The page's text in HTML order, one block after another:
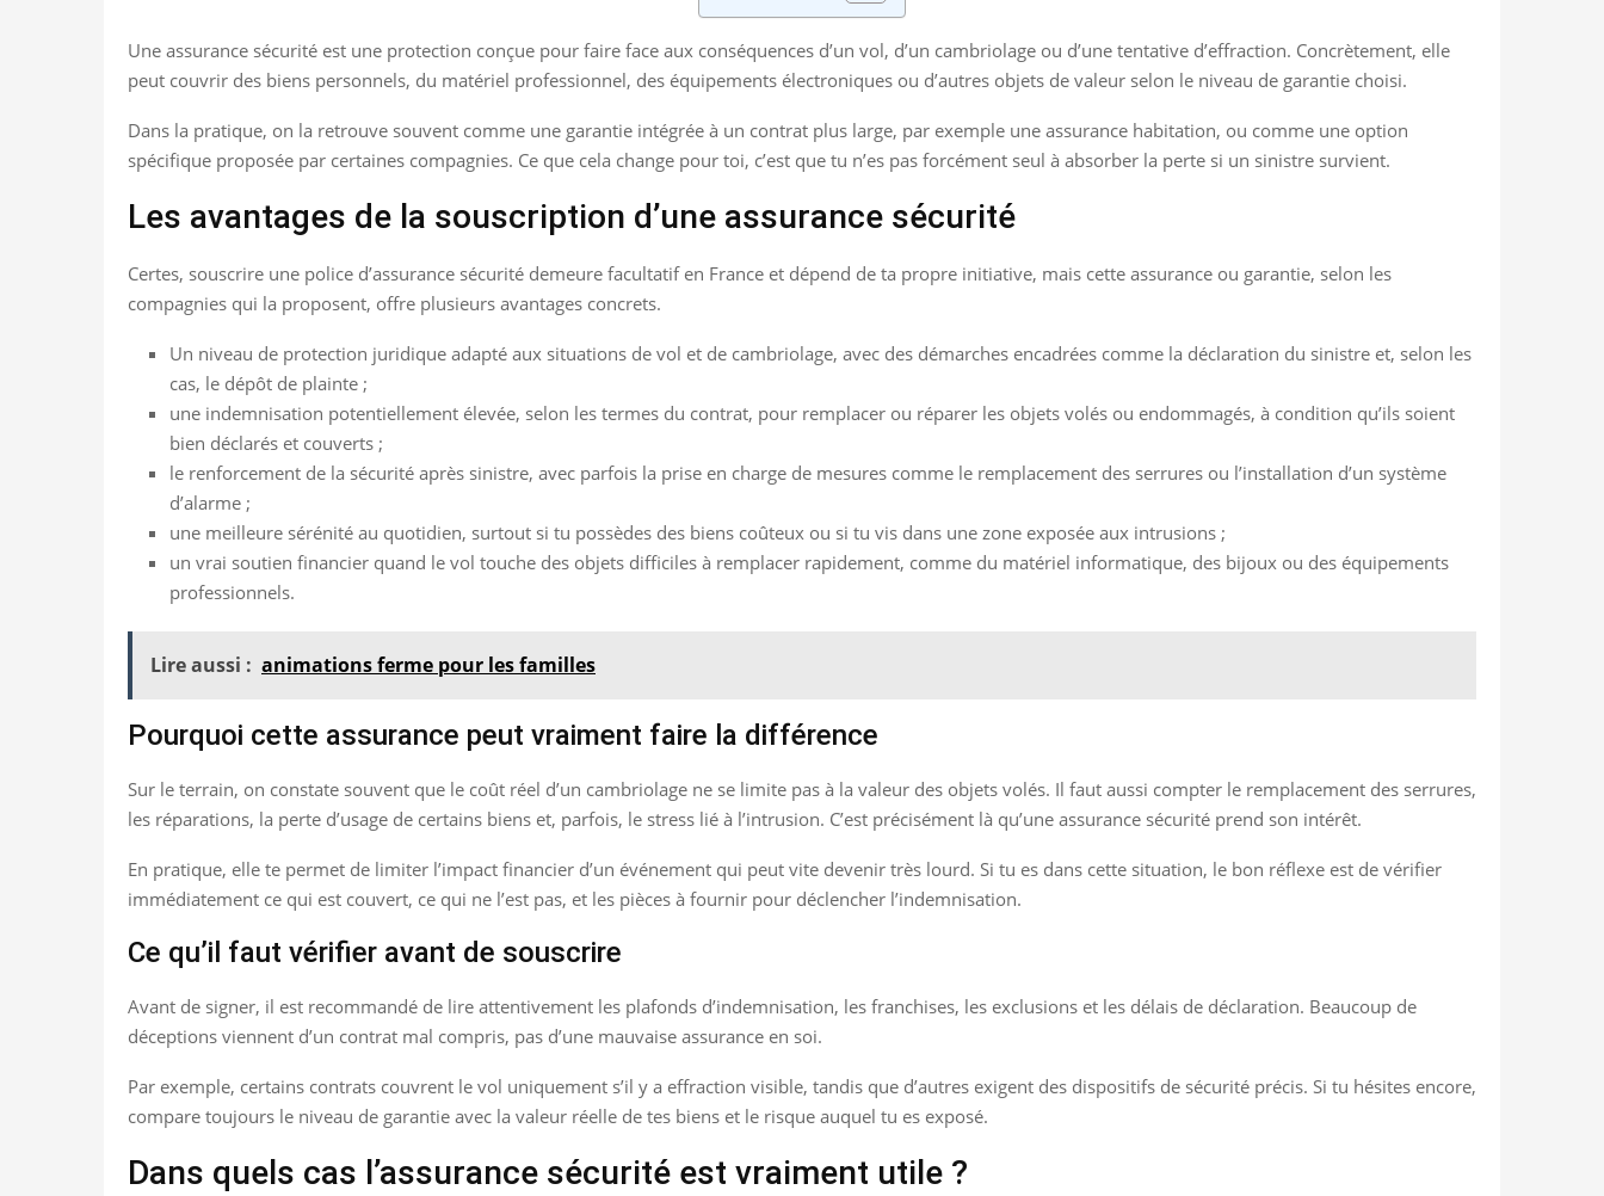
Une assurance sécurité est une protection conçue pour faire face aux conséquences d’un vol, d’un cambriolage ou d’une tentative d’effraction. Concrètement, elle
peut couvrir des biens personnels, du matériel professionnel, des équipements électroniques ou d’autres objets de valeur selon le niveau de garantie choisi.
Dans la pratique, on la retrouve souvent comme une garantie intégrée à un contrat plus large, par exemple une assurance habitation, ou comme une option
spécifique proposée par certaines compagnies. Ce que cela change pour toi, c’est que tu n’es pas forcément seul à absorber la perte si un sinistre survient.
Les avantages de la souscription d’une assurance sécurité
Certes, souscrire une police d’assurance sécurité demeure facultatif en France et dépend de ta propre initiative, mais cette assurance ou garantie, selon les
compagnies qui la proposent, offre plusieurs avantages concrets.
Un niveau de protection juridique adapté aux situations de vol et de cambriolage, avec des démarches encadrées comme la déclaration du sinistre et, selon les
cas, le dépôt de plainte ;
une indemnisation potentiellement élevée, selon les termes du contrat, pour remplacer ou réparer les objets volés ou endommagés, à condition qu’ils soient
bien déclarés et couverts ;
le renforcement de la sécurité après sinistre, avec parfois la prise en charge de mesures comme le remplacement des serrures ou l’installation d’un système
d’alarme ;
une meilleure sérénité au quotidien, surtout si tu possèdes des biens coûteux ou si tu vis dans une zone exposée aux intrusions ;
un vrai soutien financier quand le vol touche des objets difficiles à remplacer rapidement, comme du matériel informatique, des bijoux ou des équipements
professionnels.
Lire aussi : animations ferme pour les familles
Pourquoi cette assurance peut vraiment faire la différence
Sur le terrain, on constate souvent que le coût réel d’un cambriolage ne se limite pas à la valeur des objets volés. Il faut aussi compter le remplacement des serrures,
les réparations, la perte d’usage de certains biens et, parfois, le stress lié à l’intrusion. C’est précisément là qu’une assurance sécurité prend son intérêt.
En pratique, elle te permet de limiter l’impact financier d’un événement qui peut vite devenir très lourd. Si tu es dans cette situation, le bon réflexe est de vérifier
immédiatement ce qui est couvert, ce qui ne l’est pas, et les pièces à fournir pour déclencher l’indemnisation.
Ce qu’il faut vérifier avant de souscrire
Avant de signer, il est recommandé de lire attentivement les plafonds d’indemnisation, les franchises, les exclusions et les délais de déclaration. Beaucoup de
déceptions viennent d’un contrat mal compris, pas d’une mauvaise assurance en soi.
Par exemple, certains contrats couvrent le vol uniquement s’il y a effraction visible, tandis que d’autres exigent des dispositifs de sécurité précis. Si tu hésites encore,
compare toujours le niveau de garantie avec la valeur réelle de tes biens et le risque auquel tu es exposé.
Dans quels cas l’assurance sécurité est vraiment utile ?